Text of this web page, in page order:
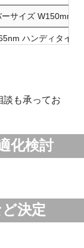
ーサイズ W150mm
ハンディタイプ
260℃
厚・・・100nm～
置各種
温度 400℃
装置、北川式
談も承ってお
化検討
決定